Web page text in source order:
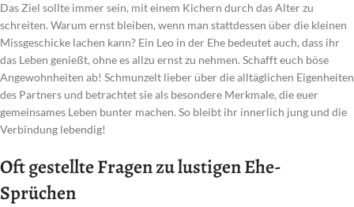
Das Ziel sollte immer sein, mit einem Kichern durch das Alter zu
schreiten. Warum ernst bleiben, wenn man stattdessen über die kleinen
Missgeschicke lachen kann? Ein Leo in der Ehe bedeutet auch, dass ihr
das Leben genießt, ohne es allzu ernst zu nehmen. Schafft euch böse
Angewohnheiten ab! Schmunzelt lieber über die alltäglichen Eigenheiten
des Partners und betrachtet sie als besondere Merkmale, die euer
gemeinsames Leben bunter machen. So bleibt ihr innerlich jung und die
Verbindung lebendig!
Oft gestellte Fragen zu lustigen Ehe-
Sprüchen